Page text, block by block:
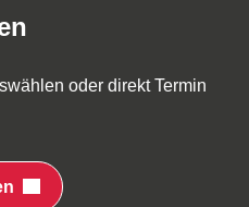
oder direkt Termin